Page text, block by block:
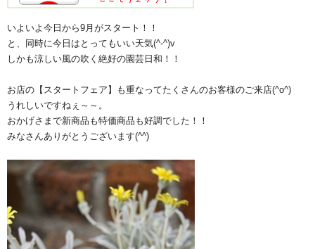
いよいよ今日から9月がスタート！！
と、同時に今日はとってもいい天気(^-^)v
しかも涼しい風の吹く絶好の園芸日和！！
お店の【スタートフェア】も重なってたくさんのお客様のご来店(^o^)
うれしいですねぇ～～。
おかげさまで新商品も特価商品も好調でした！！
みなさんありがとうございます(^^)